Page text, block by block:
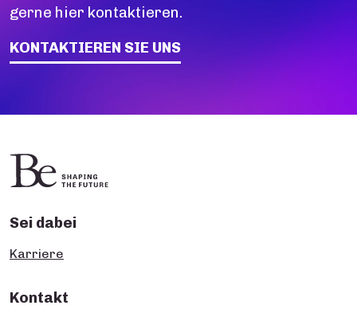
gerne hier kontaktieren.
KONTAKTIEREN SIE UNS
Sei dabei
Karriere
Kontakt